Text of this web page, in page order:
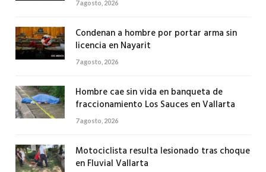
7 agosto, 2026
Condenan a hombre por portar arma sin
licencia en Nayarit
7 agosto, 2026
Hombre cae sin vida en banqueta de
fraccionamiento Los Sauces en Vallarta
7 agosto, 2026
Motociclista resulta lesionado tras choque
en Fluvial Vallarta